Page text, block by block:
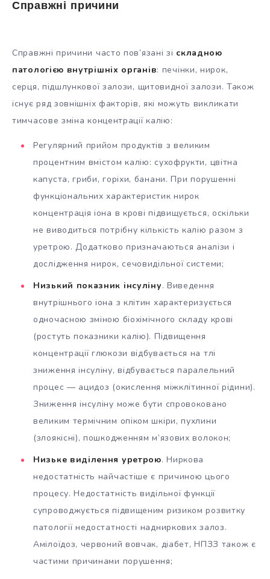
Справжні причини
Справжні причини часто пов’язані зі складною
патологією внутрішніх органів: печінки, нирок,
серця, підшлункової залози, щитовидної залози. Також
існує ряд зовнішніх факторів, які можуть викликати
тимчасове зміна концентрації калію:
Регулярний прийом продуктів з великим
процентним вмістом калію: сухофрукти, цвітна
капуста, гриби, горіхи, банани. При порушенні
функціональних характеристик нирок
концентрація іона в крові підвищується, оскільки
не виводиться потрібну кількість калію разом з
уретрою. Додатково призначаються аналізи і
дослідження нирок, сечовидільної системи;
Низький показник інсуліну. Виведення
внутрішнього іона з клітин характеризується
одночасною зміною біохімічного складу крові
(ростуть показники калію). Підвищення
концентрації глюкози відбувається на тлі
зниження інсуліну, відбувається паралельний
процес — ацидоз (окислення міжклітинної рідини).
Зниження інсуліну може бути спровоковано
великим термічним опіком шкіри, пухлини
(злоякісні), пошкодженням м’язових волокон;
Низьке виділення уретрою. Ниркова
недостатність найчастіше є причиною цього
процесу. Недостатність видільної функції
супроводжується підвищеним ризиком розвитку
патології недостатності надниркових залоз.
Амілоїдоз, червоний вовчак, діабет, НПЗЗ також є
частими причинами порушення;